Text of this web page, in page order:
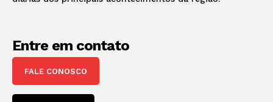
Entre em contato
FALE CONOSCO